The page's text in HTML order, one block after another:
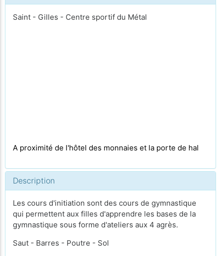
Saint - Gilles - Centre sportif du Métal
A proximité de l'hôtel des monnaies et la porte de hal
Description
Les cours d'initiation sont des cours de gymnastique
qui permettent aux filles d'apprendre les bases de la
gymnastique sous forme d'ateliers aux 4 agrès.
Saut - Barres - Poutre - Sol